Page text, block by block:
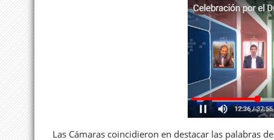
Las Cámaras coincidieron en destacar las palabras de